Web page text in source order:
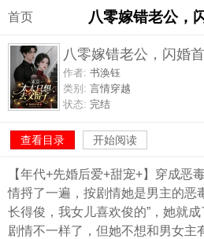
首页 八零嫁错老公，
八零嫁错老公，闪婚
作者: 书涣钰
类别: 言情穿越
状态: 完结
查看目录 开始阅读
【年代+先婚后爱+甜宠+】穿成恶
情捋了一遍，按剧情她是男主的恶
长得俊，我女儿喜欢俊的”，她就成
剧情不一样了，但她不想和男女主